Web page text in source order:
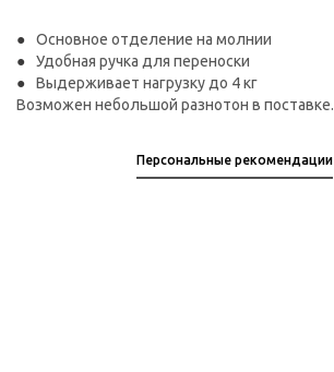
Основное отделение на молнии
Удобная ручка для переноски
Выдерживает нагрузку до 4 кг
Возможен небольшой разнотон в поставке.
Персональные рекомендации